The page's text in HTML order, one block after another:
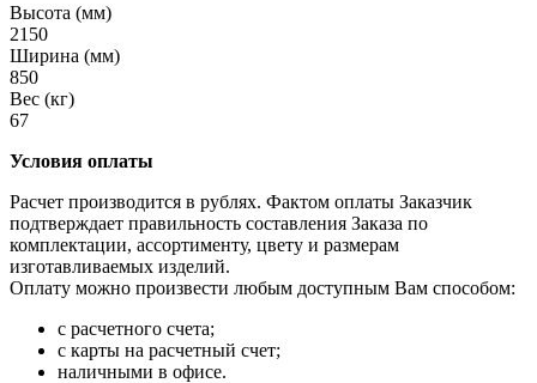
Высота (мм)
2150
Ширина (мм)
850
Вес (кг)
67
Условия оплаты
Расчет производится в рублях. Фактом оплаты Заказчик
подтверждает правильность составления Заказа по
комплектации, ассортименту, цвету и размерам
изготавливаемых изделий.
Оплату можно произвести любым доступным Вам способом:
с расчетного счета;
с карты на расчетный счет;
наличными в офисе.